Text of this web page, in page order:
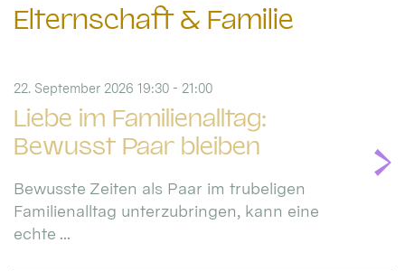
Elternschaft & Familie
Liebe im Familienalltag:
Bewusst Paar bleiben
22. September 2026 19:30 - 21:00
Bewusste Zeiten als Paar im trubeligen
Familienalltag unterzubringen, kann eine
echte ...